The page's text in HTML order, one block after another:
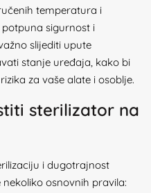
temperatura i
potpuna sigurnost i
slijediti upute
stanje uređaja, kako bi
za vaše alate i osoblje.
sterilizator na
i dugotrajnost
osnovnih pravila: